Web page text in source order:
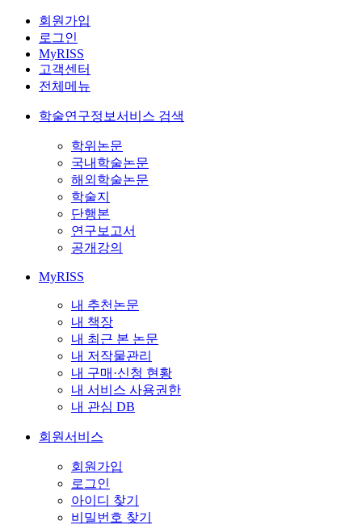
회원가입
로그인
MyRISS
고객센터
전체메뉴
학술연구정보서비스 검색
학위논문
국내학술논문
해외학술논문
학술지
단행본
연구보고서
공개강의
MyRISS
내 추천논문
내 책장
내 최근 본 논문
내 저작물관리
내 구매·신청 현황
내 서비스 사용권한
내 관심 DB
회원서비스
회원가입
로그인
아이디 찾기
비밀번호 찾기